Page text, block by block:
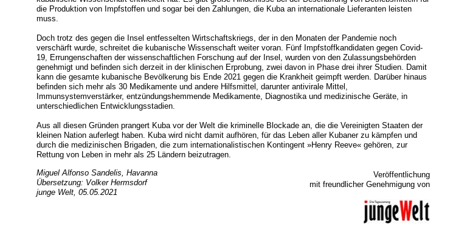
die Produktion von Impfstoffen und sogar bei den Zahlungen, die Kuba an internationale Lieferanten leisten
muss.
Doch trotz des gegen die Insel entfesselten Wirtschaftskriegs, der in den Monaten der Pandemie noch
verschärft wurde, schreitet die kubanische Wissenschaft weiter voran. Fünf Impfstoffkandidaten gegen Covid-
19, Errungenschaften der wissenschaftlichen Forschung auf der Insel, wurden von den Zulassungsbehörden
genehmigt und befinden sich derzeit in der klinischen Erprobung, zwei davon in Phase drei ihrer Studien. Damit
kann die gesamte kubanische Bevölkerung bis Ende 2021 gegen die Krankheit geimpft werden. Darüber hinaus
befinden sich mehr als 30 Medikamente und andere Hilfsmittel, darunter antivirale Mittel,
Immunsystemverstärker, entzündungshemmende Medikamente, Diagnostika und medizinische Geräte, in
unterschiedlichen Entwicklungsstadien.
Aus all diesen Gründen prangert Kuba vor der Welt die kriminelle Blockade an, die die Vereinigten Staaten der
kleinen Nation auferlegt haben. Kuba wird nicht damit aufhören, für das Leben aller Kubaner zu kämpfen und
durch die medizinischen Brigaden, die zum internationalistischen Kontingent »Henry Reeve« gehören, zur
Rettung von Leben in mehr als 25 Ländern beizutragen.
Veröffentlichung
mit freundlicher Genehmigung von
Miguel Alfonso Sandelis, Havanna
Übersetzung: Volker Hermsdorf
junge Welt, 05.05.2021